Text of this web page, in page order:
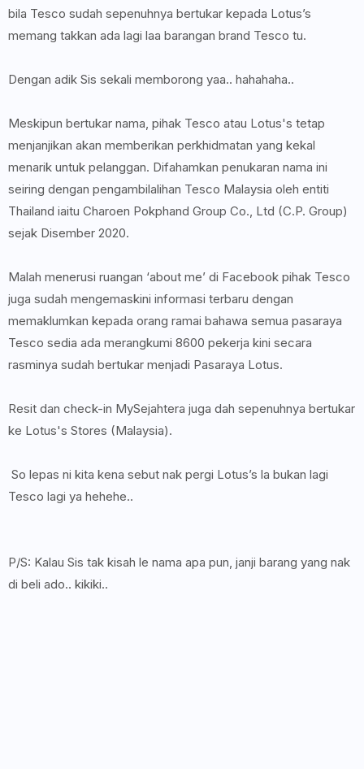
bila Tesco sudah sepenuhnya bertukar kepada Lotus’s
memang takkan ada lagi laa barangan brand Tesco tu.
Dengan adik Sis sekali memborong yaa.. hahahaha..
Meskipun bertukar nama, pihak Tesco atau Lotus's tetap
menjanjikan akan memberikan perkhidmatan yang kekal
menarik untuk pelanggan. Difahamkan penukaran nama ini
seiring dengan pengambilalihan Tesco Malaysia oleh entiti
Thailand iaitu Charoen Pokphand Group Co., Ltd (C.P. Group)
sejak Disember 2020.
Malah menerusi ruangan ‘about me’ di Facebook pihak Tesco
juga sudah mengemaskini informasi terbaru dengan
memaklumkan kepada orang ramai bahawa semua pasaraya
Tesco sedia ada merangkumi 8600 pekerja kini secara
rasminya sudah bertukar menjadi Pasaraya Lotus.
Resit dan check-in MySejahtera juga dah sepenuhnya bertukar
ke Lotus's Stores (Malaysia).
So lepas ni kita kena sebut nak pergi Lotus’s la bukan lagi
Tesco lagi ya hehehe..
P/S: Kalau Sis tak kisah le nama apa pun, janji barang yang nak
di beli ado.. kikiki..